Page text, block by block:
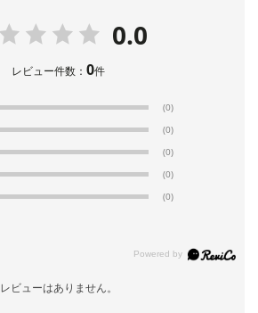
0.0
レビュー件数：0件
(0)
(0)
(0)
(0)
(0)
レビューはありません。